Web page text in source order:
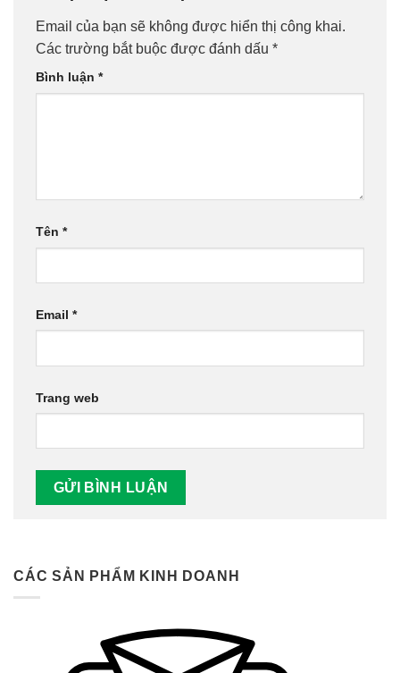
Email của bạn sẽ không được hiển thị công khai.
Các trường bắt buộc được đánh dấu *
Bình luận *
Tên *
Email *
Trang web
CÁC SẢN PHẨM KINH DOANH